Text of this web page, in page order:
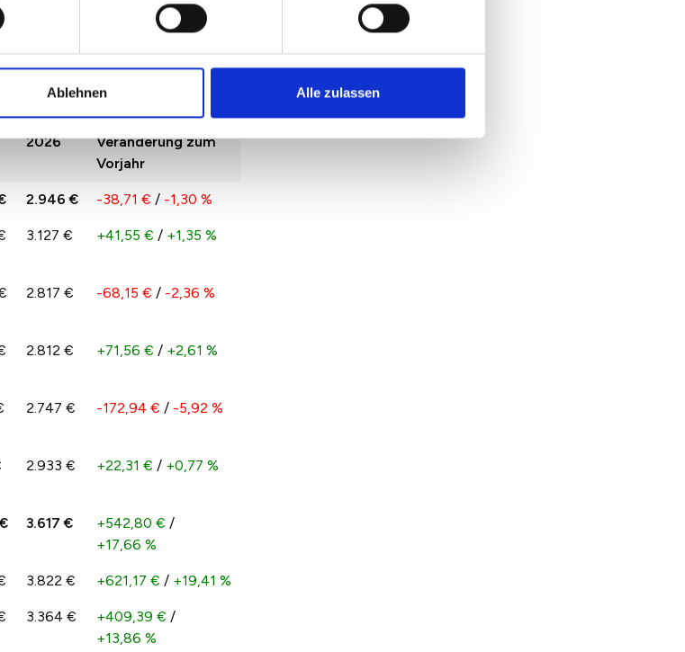
Ablehnen Alle zulassen
wider. Hierdurch kann es
im Vergleich zu 2025 nach
2026
Veränderung zum
Vorjahr
2.946 € -38,71 € / -1,30 %
3.127 € +41,55 € / +1,35 %
2.817 € -68,15 € / -2,36 %
2.812 € +71,56 € / +2,61 %
2.747 € -172,94 € / -5,92 %
2.933 € +22,31 € / +0,77 %
3.617 € +542,80 € /
+17,66 %
3.822 € +621,17 € / +19,41 %
3.364 € +409,39 € /
+13,86 %